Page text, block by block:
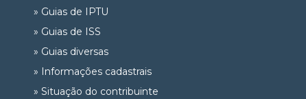
» Guias de IPTU
» Guias de ISS
» Guias diversas
» Informações cadastrais
» Situação do contribuinte